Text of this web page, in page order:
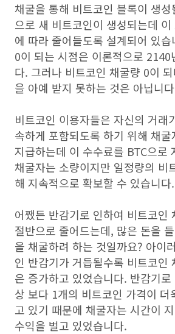
채굴을 통해 비트코인 블록이 생
으로 새 비트코인이 생성되는데
에 따라 줄어들도록 설계되어 있
0이 되는 시점은 이론적으로 2140
다. 그러나 비트코인 채굴량 0이
을 아예 받지 못하는 것은 아닙니
비트코인 이용자들은 자신의 거래
속하게 포함되도록 하기 위해 채
지급하는데 이 수수료를 BTC으로
채굴자는 소량이지만 일정량의 비
해 지속적으로 확보할 수 있습니다.
어쨌든 반감기로 인하여 비트코인
절반으로 줄어드는데, 많은 돈을
을 채굴하려 하는 것일까요? 아이
인 반감기가 거듭될수록 비트코인
은 증가하고 있었습니다. 반감기
상 보다 1개의 비트코인 가격이 더
고 있기 때문에 채굴자는 시간이
수익을 벌고 있었습니다.